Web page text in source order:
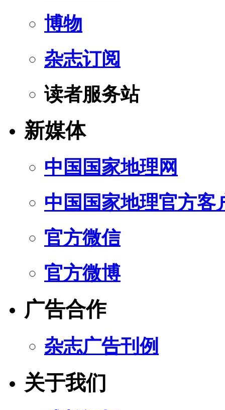
博物
杂志订阅
读者服务站
新媒体
中国国家地理网
中国国家地理官方客
官方微信
官方微博
广告合作
杂志广告刊例
关于我们